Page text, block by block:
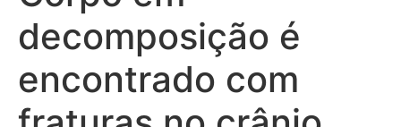
decomposição é
encontrado com